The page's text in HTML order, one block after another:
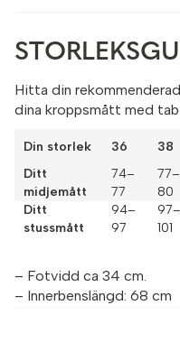
Hitta din
dina kroppsmått med
Din storlek 36 38
Ditt
midjemått
74–
77
77–
80
Ditt
stussmått
94–
97
97–
101
– Fotvidd ca 34 cm.
– Innerbenslängd: 68 cm